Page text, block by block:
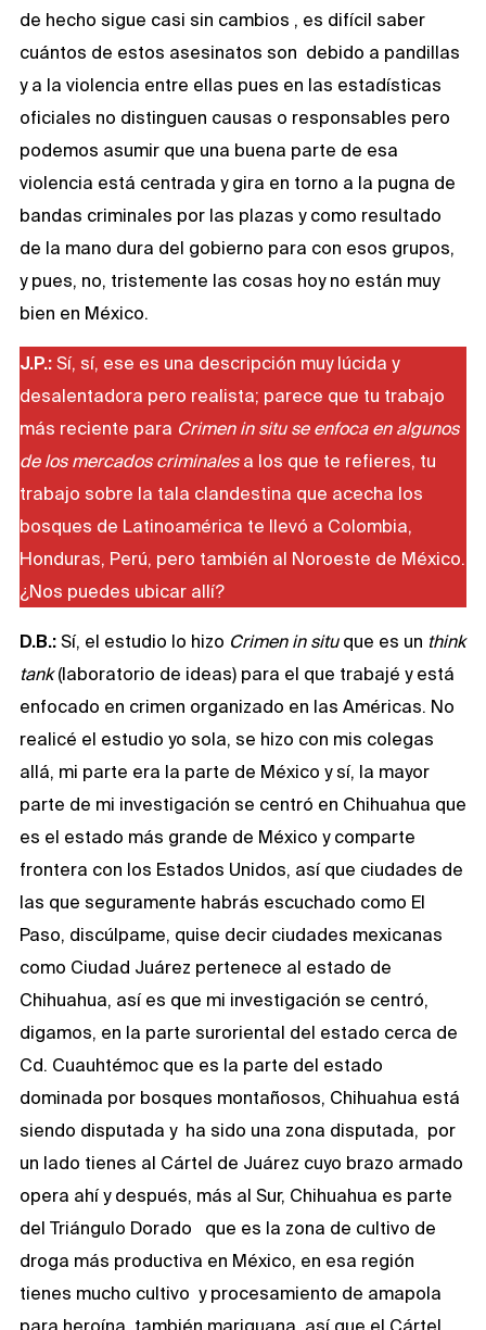
de hecho sigue casi sin cambios , es difícil saber
cuántos de estos asesinatos son debido a pandillas
y a la violencia entre ellas pues en las estadísticas
oficiales no distinguen causas o responsables pero
podemos asumir que una buena parte de esa
violencia está centrada y gira en torno a la pugna de
bandas criminales por las plazas y como resultado
de la mano dura del gobierno para con esos grupos,
y pues, no, tristemente las cosas hoy no están muy
bien en México.
J.P.: Sí, sí, ese es una descripción muy lúcida y
desalentadora pero realista; parece que tu trabajo
más reciente para Crimen in situ se enfoca en algunos
de los mercados criminalesa los que te refieres, tu
trabajo sobre la tala clandestina que acecha los
bosques de Latinoamérica te llevó a Colombia,
Honduras, Perú, pero también al Noroeste de México.
¿Nos puedes ubicar allí?
D.B.: Sí, el estudio lo hizo Crimen in situque es un think
tank(laboratorio de ideas) para el que trabajé y está
enfocado en crimen organizado en las Américas. No
realicé el estudio yo sola, se hizo con mis colegas
allá, mi parte era la parte de México y sí, la mayor
parte de mi investigación se centró en Chihuahua que
es el estado más grande de México y comparte
frontera con los Estados Unidos, así que ciudades de
las que seguramente habrás escuchado como El
Paso, discúlpame, quise decir ciudades mexicanas
como Ciudad Juárez pertenece al estado de
Chihuahua, así es que mi investigación se centró,
digamos, en la parte suroriental del estado cerca de
Cd. Cuauhtémoc que es la parte del estado
dominada por bosques montañosos, Chihuahua está
siendo disputada y ha sido una zona disputada, por
un lado tienes al Cártel de Juárez cuyo brazo armado
opera ahí y después, más al Sur, Chihuahua es parte
del Triángulo Dorado que es la zona de cultivo de
droga más productiva en México, en esa región
tienes mucho cultivo y procesamiento de amapola
para heroína, también mariguana, así que el Cártel